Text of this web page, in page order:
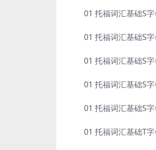
01 托福词汇基础S字
01 托福词汇基础S字
01 托福词汇基础S字
01 托福词汇基础S字
01 托福词汇基础S字
01 托福词汇基础T字